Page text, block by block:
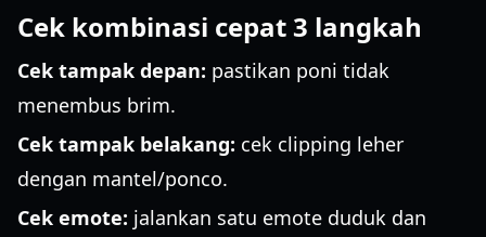
Cek kombinasi cepat 3 langkah
Cek tampak depan: pastikan poni tidak
menembus brim.
Cek tampak belakang: cek clipping leher
dengan mantel/ponco.
Cek emote: jalankan satu emote duduk dan